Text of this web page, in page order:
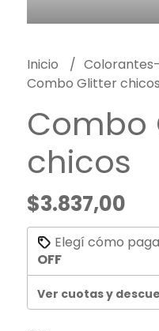
Inicio
Combo Glitter chicos
Combo
chicos
$3.837,00
Elegí cómo
OFF
Ver cuotas y